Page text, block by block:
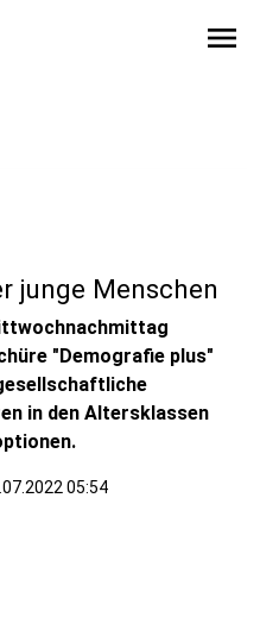
menu
junge Menschen
"Demografie plus"
in den Altersklassen
05:54